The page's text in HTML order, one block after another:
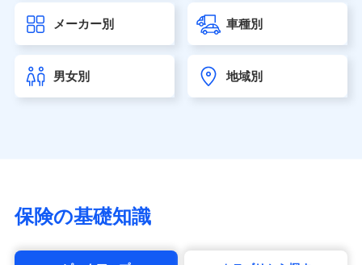
seimei.co.jp）
チューリッヒ生命保険株式会社
東京海上日動あんしん生命保険株式会社
（https://www.tmn-anshin.co.jp/）
マニュライフ生命保険株式会社
（https://www.manulife.co.jp/）
（https://www.msa-life.co.jp/）
メーカー別 車種別
男女別 地域別
保険の基礎知識